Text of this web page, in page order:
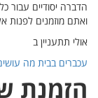
הדברה יסודיים עבור
ואתם מוזמנים לפנות
אולי תתעניין ב
עכברים בבית מה
הזמנת